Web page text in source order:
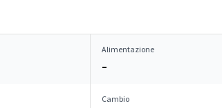
Alimentazione
–
Cambio